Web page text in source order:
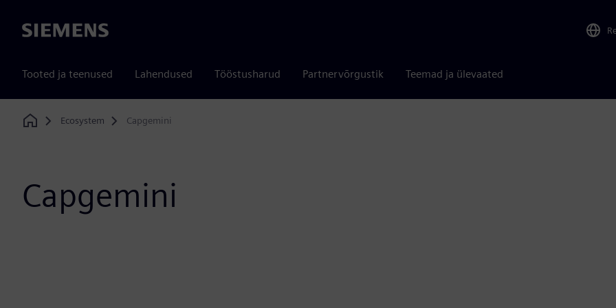
Siemens
Tooted ja teenused Lahendused Tööstusharud Partnervõrgustik Teemad ja ülevaated
Home
Ecosystem Capgemini
Capgemini